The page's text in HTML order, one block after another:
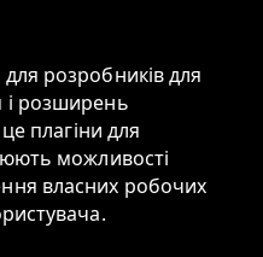
розробників для
і розширень
плагіни для
можливості
власних робочих